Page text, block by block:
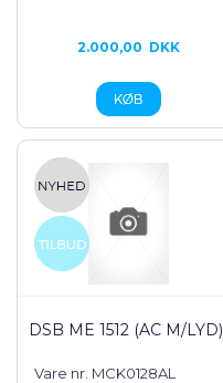
2.000,00 DKK
DSB ME 1512 (AC M/LYD)
Vare nr. MCK0128AL